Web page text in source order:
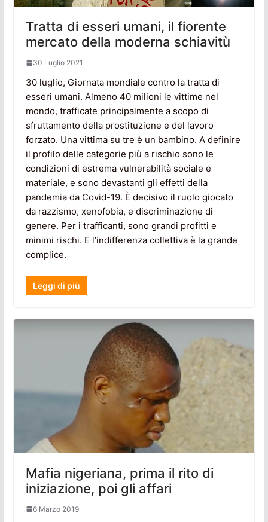
Tratta di esseri umani, il fiorente
mercato della moderna schiavitù
30 Luglio 2021
30 luglio, Giornata mondiale contro la tratta di
esseri umani. Almeno 40 milioni le vittime nel
mondo, trafficate principalmente a scopo di
sfruttamento della prostituzione e del lavoro
forzato. Una vittima su tre è un bambino. A definire
il profilo delle categorie più a rischio sono le
condizioni di estrema vulnerabilità sociale e
materiale, e sono devastanti gli effetti della
pandemia da Covid-19. È decisivo il ruolo giocato
da razzismo, xenofobia, e discriminazione di
genere. Per i trafficanti, sono grandi profitti e
minimi rischi. E l’indifferenza collettiva è la grande
complice.
Leggi di più
Mafia nigeriana, prima il rito di
iniziazione, poi gli affari
6 Marzo 2019